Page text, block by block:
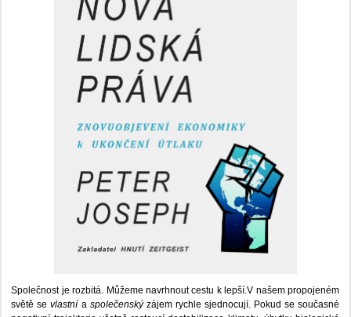
Společnost je rozbitá. Můžeme navrhnout cestu k lepší.V našem propojeném
světě sevlastní a společenskýzájem rychle sjednocují. Pokud se současné